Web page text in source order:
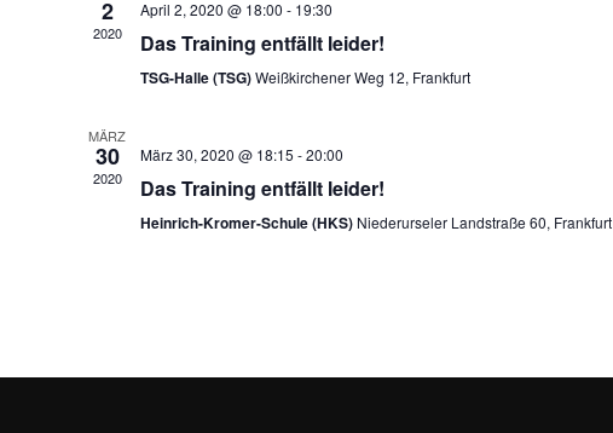
2
2020
April 2, 2020 @ 18:00 - 19:30
Das Training entfällt leider!
TSG-Halle (TSG)Weißkirchener Weg 12, Frankfurt
MÄRZ
30
2020
März 30, 2020 @ 18:15 -20:00
Das Training entfällt leider!
Heinrich-Kromer-Schule (HKS) Niederurseler Landstraße 60, Frankfurt